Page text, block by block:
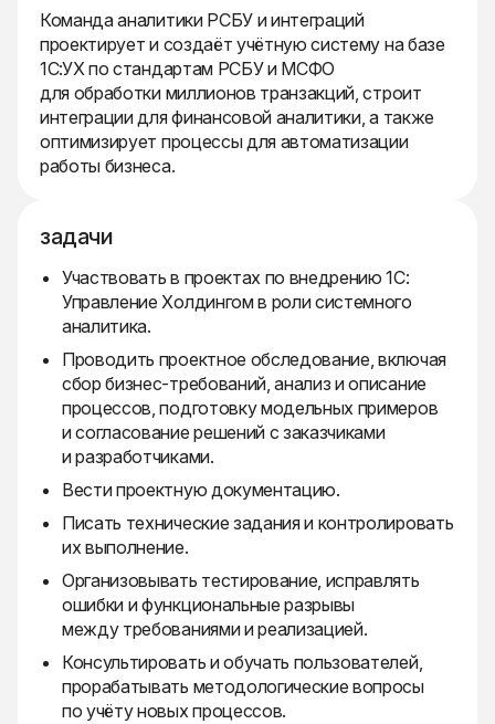
Команда аналитики РСБУ и интеграций
проектирует и создаёт учётную систему на базе
1С:УХ по стандартам РСБУ и МСФО
для обработки миллионов транзакций, строит
интеграции для финансовой аналитики, а также
оптимизирует процессы для автоматизации
работы бизнеса.
задачи
Участвовать в проектах по внедрению 1С:
Управление Холдингом в роли системного
аналитика.
Проводить проектное обследование, включая
сбор бизнес-требований, анализ и описание
процессов, подготовку модельных примеров
и согласование решений с заказчиками
и разработчиками.
Вести проектную документацию.
Писать технические задания и контролировать
их выполнение.
Организовывать тестирование, исправлять
ошибки и функциональные разрывы
между требованиями и реализацией.
Консультировать и обучать пользователей,
прорабатывать методологические вопросы
по учёту новых процессов.